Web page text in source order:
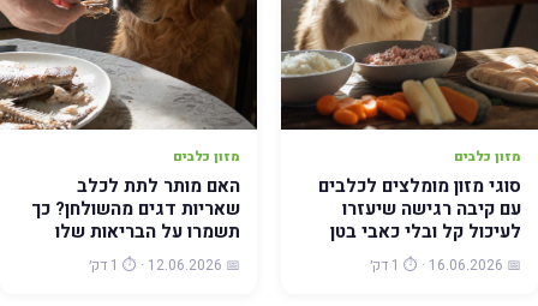
מזון כלבים
סוגי מזון מומלצים לכלבים
עם קיבה רגישה שיעזרו
לעיכול קל ובלי כאבי בטן
📅 16.06.2026 · ⏱️ 1 דק׳
מזון כלבים
האם מותר לתת לכלב
שאריות דגים מהשולחן? כך
תשמרו על הבריאות שלו
📅 12.06.2026 · ⏱️ 1 דק׳